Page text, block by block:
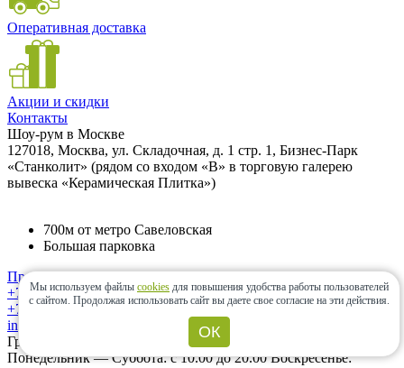
Оперативная доставка
Акции и скидки
Контакты
Шоу-рум в Москве
127018, Москва, ул. Складочная, д. 1 стр. 1, Бизнес-Парк
«Станколит» (рядом со входом «B» в торговую галерею
вывеска «Керамическая Плитка»)
700м от метро Савеловская
Большая парковка
Проложить маршрут
+7 (495) 763-50-46
+7 (985) 833-64-30
info@ceramic-center.ru
График работы шоу-рума
Понедельник — Суббота: с 10.00 до 20.00 Воскресенье:
Мы используем файлы cookies для повышения удобства работы пользователей
с сайтом. Продолжая использовать сайт вы даете свое согласие на эти действия.
ОК